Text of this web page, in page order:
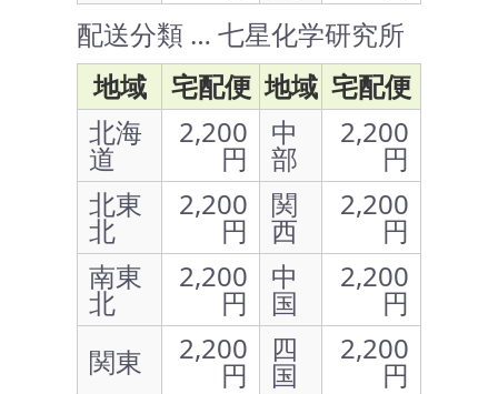
配送分類 … 七星化学研究所
地域
宅配便 地域 宅配便
北海
道
2,200
円
中
部
2,200
円
北東
北
2,200
円
関
西
2,200
円
南東
北
2,200
円
中
国
2,200
円
関東
2,200
円
四
国
2,200
円